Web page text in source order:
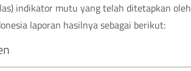
indikator mutu yang telah ditetapkan oleh
laporan hasilnya sebagai berikut: